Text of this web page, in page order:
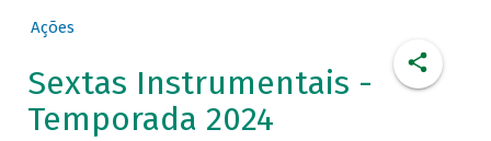
Ações
Sextas Instrumentais -
Temporada 2024